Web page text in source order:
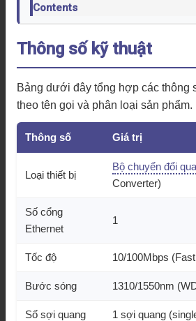
Contents
Thông số kỹ thuật
Bảng dưới đây tổng hợp các thông
theo tên gọi và phân loại sản phẩm.
Thông số Giá trị
Loại thiết bị
Bộ chuyển đổi
Converter)
Số cổng
Ethernet
1
Tốc độ 10/100Mbps
Bước sóng 1310/1550nm
Số sợi quang 1 sợi quang